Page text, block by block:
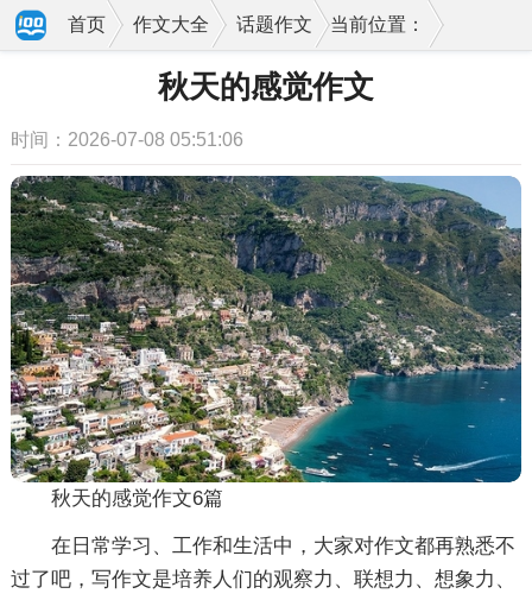
当前位置：
首页 作文大全 话题作文
秋天的感觉作文
时间：2026-07-08 05:51:06
秋天的感觉作文6篇
在日常学习、工作和生活中，大家对作文都再熟悉不
过了吧，写作文是培养人们的观察力、联想力、想象力、